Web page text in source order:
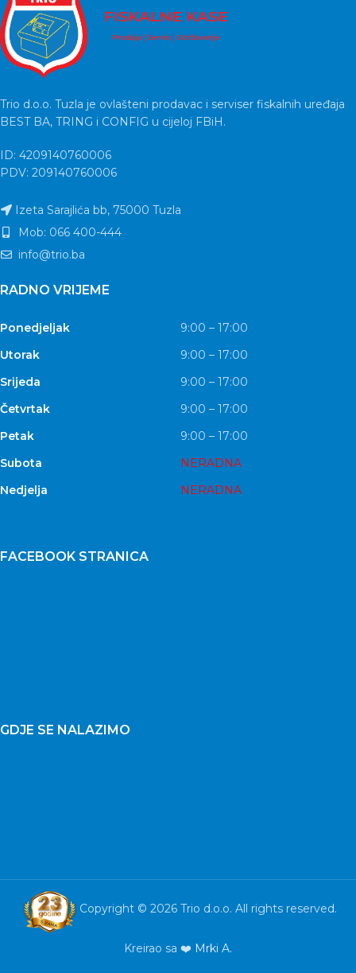
Trio d.o.o. Tuzla je ovlašteni prodavac i serviser fiskalnih uređaja
BEST BA, TRING i CONFIG u cijeloj FBiH.
ID: 4209140760006
PDV: 209140760006
Izeta Sarajlića bb, 75000 Tuzla
Mob: 066 400-444
info@trio.ba
RADNO VRIJEME
Ponedjeljak
9:00 – 17:00
Utorak
9:00 – 17:00
Srijeda
9:00 – 17:00
Četvrtak
9:00 – 17:00
Petak
9:00 – 17:00
Subota
NERADNA
Nedjelja
NERADNA
FACEBOOK STRANICA
GDJE SE NALAZIMO
Copyright © 2026 Trio d.o.o. All rights reserved.
Kreirao sa ❤️ Mrki A.